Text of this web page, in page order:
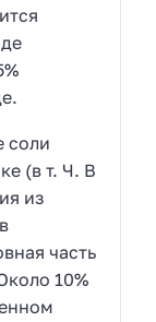
соли
(в т. Ч. В
из
часть
10%